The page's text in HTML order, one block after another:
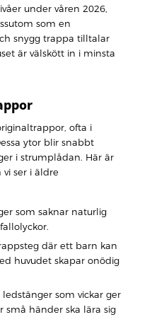
under våren 2026,
som en
snygg trappa tilltalar
är välskött in i minsta
ofta i
ytor blir snabbt
i strumplådan. Här är
ser i äldre
som saknar naturlig
där ett barn kan
huvudet skapar onödig
som vickar ger
små händer ska lära sig